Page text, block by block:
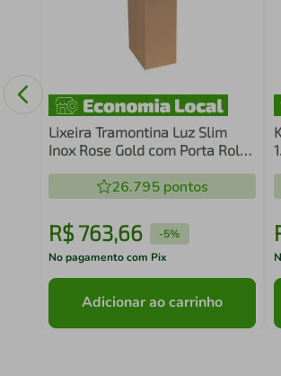
Lixeira Tramontina Luz Slim
Inox Rose Gold com Porta Rolo
26.795pontos
R$ 763,66 -5%
No pagamento com Pix
Adicionar ao carrinho